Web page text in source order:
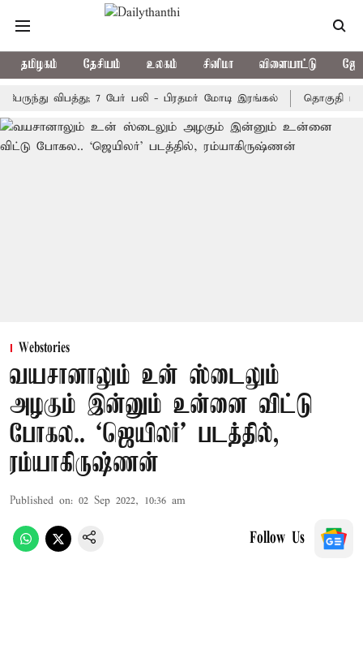
தமிழகம் தேசியம் உலகம் சினிமா விளையாட்டு
விபத்து; 7 பேர் பலி - பிரதமர் மோடி இரங்கல் தொகுதி
Webstories
வயசானாலும் உன் ஸ்டைலும்
அழகும் இன்னும் உன்னை விட்டு
போகல.. ‘ஜெயிலர்’ படத்தில்,
ரம்யாகிருஷ்ணன்
Published on: 02 Sep 2022, 10:36 am
Follow Us